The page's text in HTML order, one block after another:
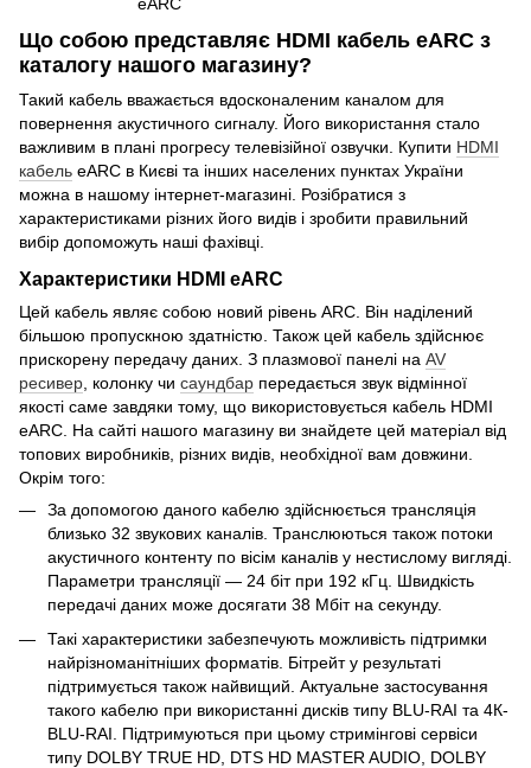
Що собою представляє HDMI кабель eARC з
каталогу нашого магазину?
Такий кабель вважається вдосконаленим каналом для
повернення акустичного сигналу. Його використання стало
важливим в плані прогресу телевізійної озвучки. Купити HDMI
кабель eARC в Києві та інших населених пунктах України
можна в нашому інтернет-магазині. Розібратися з
характеристиками різних його видів і зробити правильний
вибір допоможуть наші фахівці.
Характеристики HDMI eARC
Цей кабель являє собою новий рівень ARC. Він наділений
більшою пропускною здатністю. Також цей кабель здійснює
прискорену передачу даних. З плазмової панелі на AV
ресивер , колонку чи саундбар передається звук відмінної
якості саме завдяки тому, що використовується кабель HDMI
eARC. На сайті нашого магазину ви знайдете цей матеріал від
топових виробників, різних видів, необхідної вам довжини.
Окрім того:
За допомогою даного кабелю здійснюється трансляція
близько 32 звукових каналів. Транслюються також потоки
акустичного контенту по вісім каналів у нестислому вигляді.
Параметри трансляції — 24 біт при 192 кГц. Швидкість
передачі даних може досягати 38 Мбіт на секунду.
Такі характеристики забезпечують можливість підтримки
найрізноманітніших форматів. Бітрейт у результаті
підтримується також найвищий. Актуальне застосування
такого кабелю при використанні дисків типу BLU-RAI та 4К-
BLU-RAI. Підтримуються при цьому стримінгові сервіси
типу DOLBY TRUE HD, DTS HD MASTER AUDIO, DOLBY